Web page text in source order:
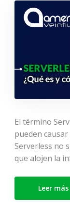
El término
pueden
Serverless no
que alojen la
Leer más